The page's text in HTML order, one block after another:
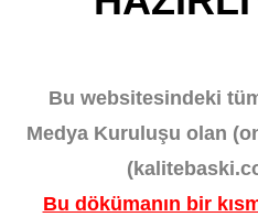
Bu websitesindeki
Medya Kuruluşu olan
Bu dökümanın bir